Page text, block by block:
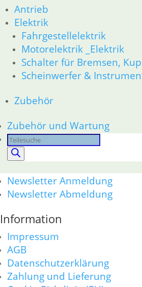
Antrieb
Elektrik
Fahrgestellelektrik
Motorelektrik _Elektrik
Schalter für Bremsen,
Scheinwerfer &
Zubehör
Zubehör und Wartung
Products
search
Motorelektrik _Elektrik
Schalter für Bremsen, Kupplung &
Scheinwerfer & Instrument
Zubehör
Zubehör und Wartung
Products
search
Kontakt
Warenkorb
Mein Konto
Newsletter Anmeldung
Newsletter Abmeldung
Information
Impressum
AGB
Datenschutzerklärung
Zahlung und Lieferung